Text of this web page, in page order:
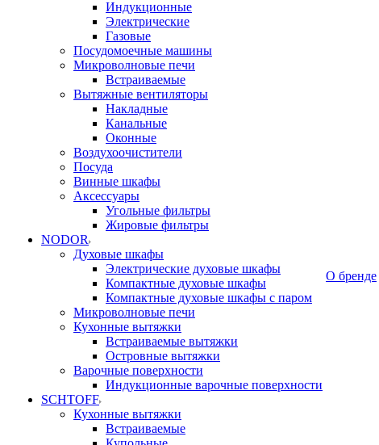
Индукционные
Электрические
Газовые
Посудомоечные машины
Микроволновые печи
Встраиваемые
Вытяжные вентиляторы
Накладные
Канальные
Оконные
Воздухоочистители
Посуда
Винные шкафы
Аксессуары
Угольные фильтры
Жировые фильтры
NODOR
Духовые шкафы
Электрические духовые шкафы
Компактные духовые шкафы
Компактные духовые шкафы с паром
Микроволновые печи
Кухонные вытяжки
Встраиваемые вытяжки
Островные вытяжки
Варочные поверхности
Индукционные варочные поверхности
SCHTOFF
Кухонные вытяжки
Встраиваемые
О бренде